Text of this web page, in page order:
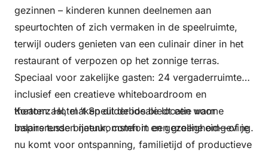
gezinnen – kinderen kunnen deelnemen aan
speurtochten of zich vermaken in de speelruimte,
terwijl ouders genieten van een culinair diner in het
restaurant of verpozen op het zonnige terras.
Speciaal voor zakelijke gasten: 24 vergaderruimtes,
inclusief een creatieve whiteboardroom en
theaterzaal, maken dit de ideale locatie voor
inspirerende bijeenkomsten in een groene omgeving.
Kortom: Hotel ’t Speulderbos biedt een warme
balans tussen natuur, comfort en gezelligheid—of je
nu komt voor ontspanning, familietijd of productieve